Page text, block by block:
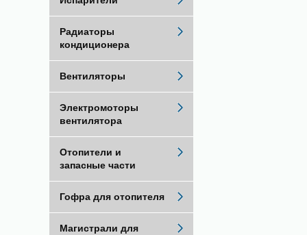
Радиаторы
кондиционера
Вентиляторы
Электромоторы
вентилятора
Отопители и
запасные части
Гофра для отопителя
Магистрали для